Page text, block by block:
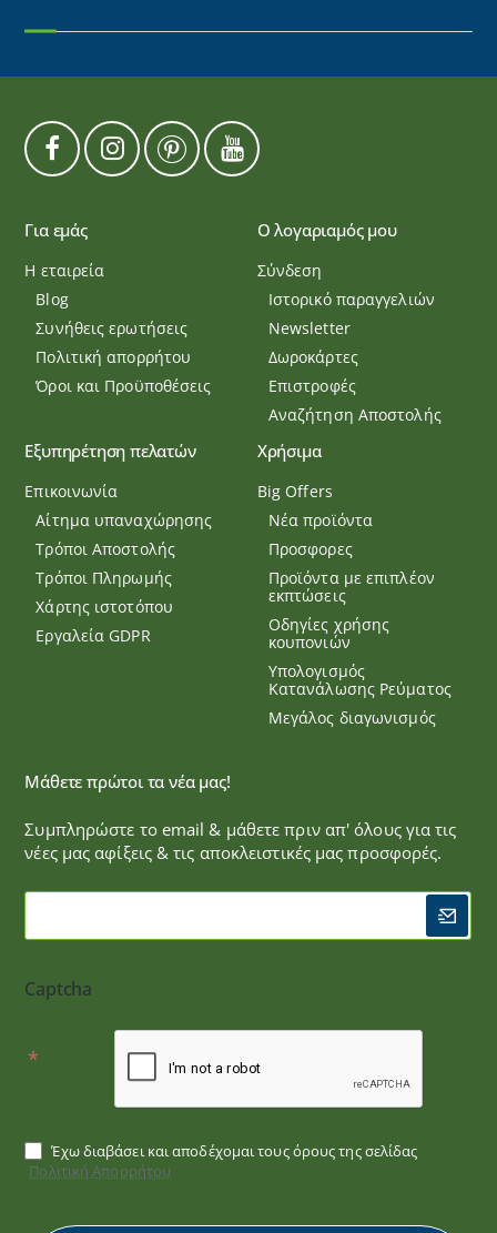
Για εμάς
Η εταιρεία
Blog
Συνήθεις ερωτήσεις
Πολιτική απορρήτου
Όροι και Προϋποθέσεις
Ο λογαριαμός μου
Σύνδεση
Ιστορικό παραγγελιών
Newsletter
Δωροκάρτες
Επιστροφές
Αναζήτηση Αποστολής
Εξυπηρέτηση πελατών
Επικοινωνία
Αίτημα υπαναχώρησης
Τρόποι Αποστολής
Τρόποι Πληρωμής
Χάρτης ιστοτόπου
Εργαλεία GDPR
Χρήσιμα
Big Offers
Νέα προϊόντα
Προσφορες
Προϊόντα με επιπλέον
εκπτώσεις
Οδηγίες χρήσης
κουπονιών
Υπολογισμός
Κατανάλωσης Ρεύματος
Μεγάλος διαγωνισμός
Μάθετε πρώτοι τα νέα μας!
Συμπληρώστε το email & μάθετε πριν απ' όλους για τις
νέες μας αφίξεις & τις αποκλειστικές μας προσφορές.
Captcha
Έχω διαβάσει και αποδέχομαι τους όρους της σελίδας
Πολιτική Απορρήτου